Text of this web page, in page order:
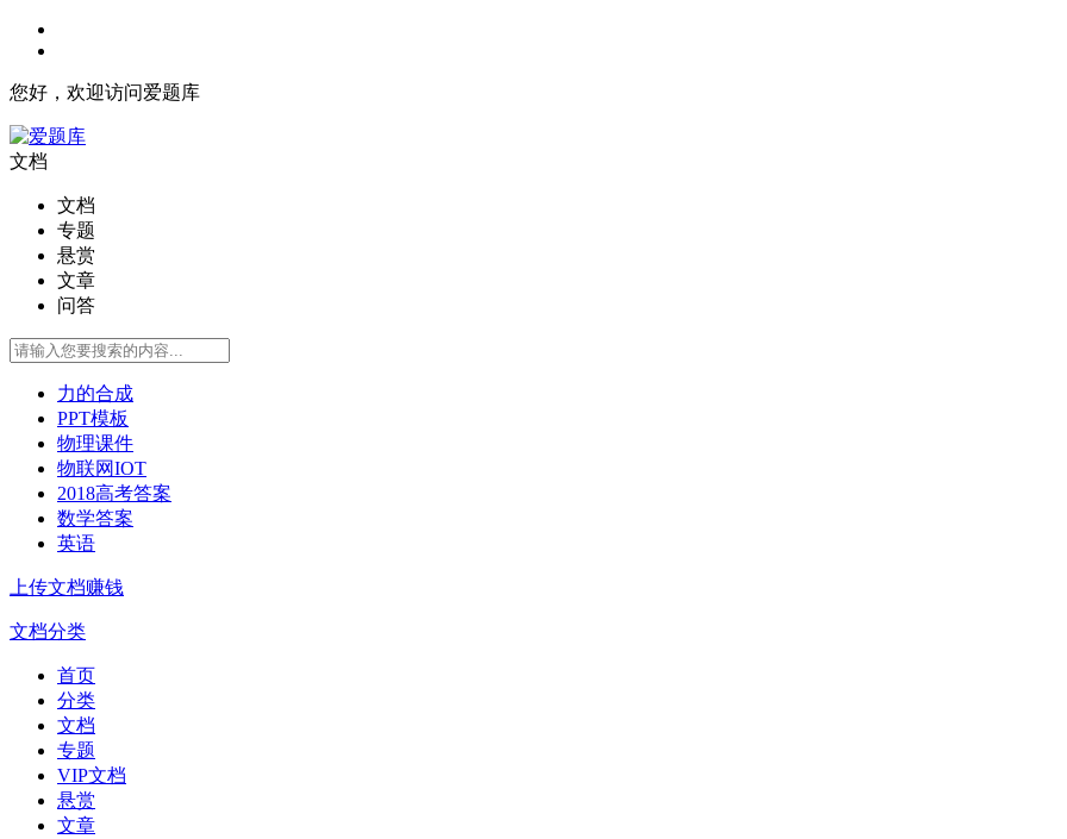
您好，欢迎访问爱题库
文档
文档
专题
悬赏
文章
问答
力的合成
PPT模板
物理课件
物联网IOT
2018高考答案
数学答案
英语
上传文档赚钱
文档分类
首页
分类
文档
专题
VIP文档
悬赏
文章